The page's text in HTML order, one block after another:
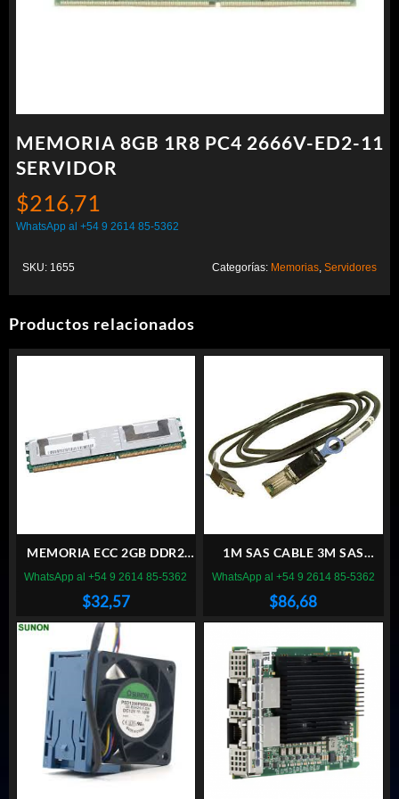
MEMORIA 8GB 1R8 PC4 2666V-ED2-11
SERVIDOR
$216,71
WhatsApp al +54 9 2614 85-5362
SKU: 1655 Categorías: Memorias Servidores
Productos relacionados
MEMORIA ECC 2GB DDR2
SERVIDOR
$32,57
WhatsApp al +54 9 2614 85-5362
1M SAS CABLE 3M SAS
CABLE FOR MEGA RAID
$86,68
WhatsApp al +54 9 2614 85-5362